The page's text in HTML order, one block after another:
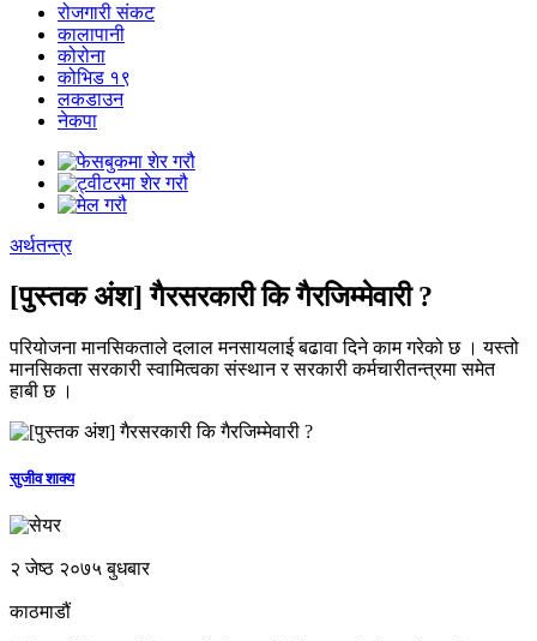
रोजगारी संकट
कालापानी
कोरोना
कोभिड १९
लकडाउन
नेकपा
अर्थतन्त्र
[पुस्तक अंश] गैरसरकारी कि गैरजिम्मेवारी ?
परियोजना मानसिकताले दलाल मनसायलाई बढावा दिने काम गरेको छ । यस्तो
मानसिकता सरकारी स्वामित्वका संस्थान र सरकारी कर्मचारीतन्त्रमा समेत
हाबी छ ।
सुजीव शाक्य
२ जेष्ठ २०७५ बुधबार
काठमाडौं